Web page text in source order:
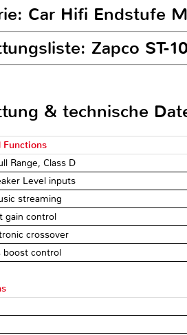
Car Hifi Endstufe
Zapco ST-
& technische
Functions
Range, Class D
Level inputs
streaming
gain control
crossover
boost control